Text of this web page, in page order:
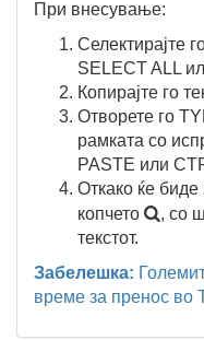
При внесување:
Селектирајте
SELECT ALL
Копирајте го
Отворете го
рамката со
PASTE или
Откако ќе биде
копчето , со
текстот.
Забелешка:
време за пренос во